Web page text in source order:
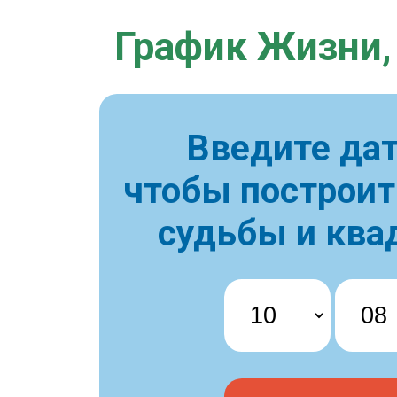
График Жизни,
Введите
чтобы
судьбы и